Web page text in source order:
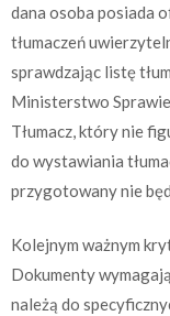
dana osoba posiada
tłumaczeń
sprawdzając listę
Ministerstwo
Tłumacz, który nie
do wystawiania
przygotowany nie
Kolejnym ważnym
Dokumenty
należą do